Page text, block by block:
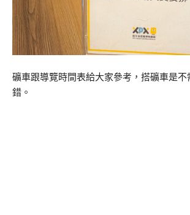
礦車跟導覽時間表給大家參考，搭礦車是
錯。